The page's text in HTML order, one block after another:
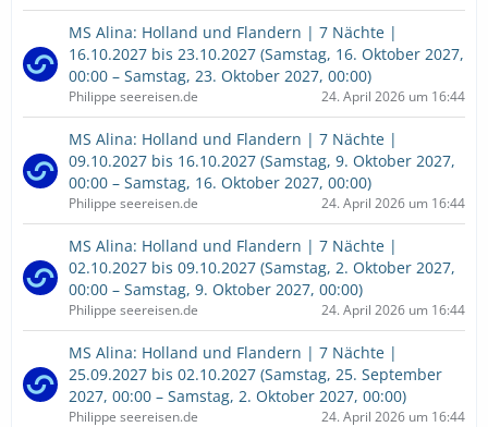
MS Alina: Holland und Flandern | 7 Nächte |
16.10.2027 bis 23.10.2027 (Samstag, 16. Oktober 2027,
00:00 – Samstag, 23. Oktober 2027, 00:00)
Philippe seereisen.de 24. April 2026 um 16:44
MS Alina: Holland und Flandern | 7 Nächte |
09.10.2027 bis 16.10.2027 (Samstag, 9. Oktober 2027,
00:00 – Samstag, 16. Oktober 2027, 00:00)
Philippe seereisen.de 24. April 2026 um 16:44
MS Alina: Holland und Flandern | 7 Nächte |
02.10.2027 bis 09.10.2027 (Samstag, 2. Oktober 2027,
00:00 – Samstag, 9. Oktober 2027, 00:00)
Philippe seereisen.de 24. April 2026 um 16:44
MS Alina: Holland und Flandern | 7 Nächte |
25.09.2027 bis 02.10.2027 (Samstag, 25. September
2027, 00:00 – Samstag, 2. Oktober 2027, 00:00)
Philippe seereisen.de 24. April 2026 um 16:44